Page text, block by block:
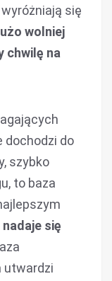
się
wolniej
chwilę na
dochodzi do
szybko
to baza
się
utwardzi